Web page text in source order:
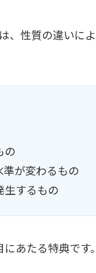
、性質の違いに
の
準が変わるもの
生するもの
あたる特典です。